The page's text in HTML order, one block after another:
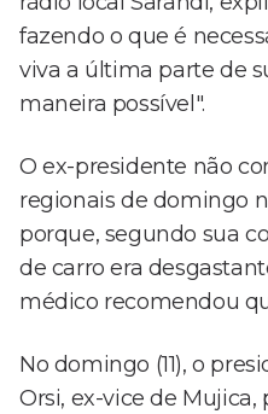
fazendo o que é
viva a última parte de
maneira possível".
O ex-presidente não
regionais de domingo
porque, segundo sua
de carro era
médico recomendou
No domingo (11), o
Orsi, ex-vice de Mujica,